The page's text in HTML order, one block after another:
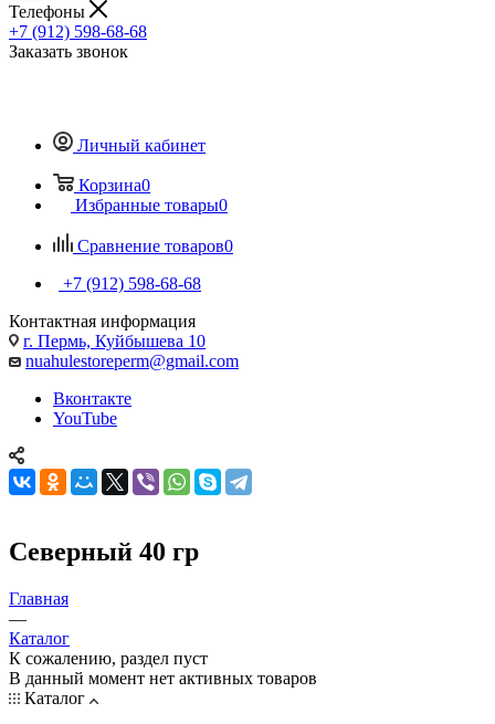
Телефоны
+7 (912) 598-68-68
Заказать звонок
Личный кабинет
Корзина0
Избранные товары0
Сравнение товаров0
+7 (912) 598-68-68
Контактная информация
г. Пермь, Куйбышева 10
nuahulestoreperm@gmail.com
Вконтакте
YouTube
Северный 40 гр
Главная
—
Каталог
К сожалению, раздел пуст
В данный момент нет активных товаров
Каталог